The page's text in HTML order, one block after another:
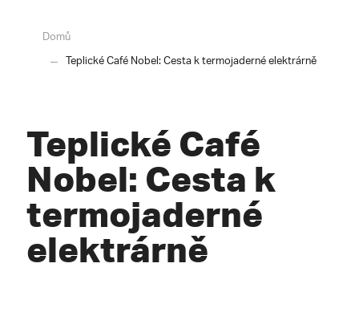
Domů
Teplické Café Nobel: Cesta k termojaderné elektrárně
Teplické Café
Nobel: Cesta k
termojaderné
elektrárně